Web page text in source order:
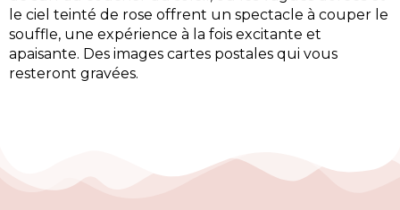
le ciel teinté de rose offrent un spectacle à couper le
souffle, une expérience à la fois excitante et
apaisante. Des images cartes postales qui vous
resteront gravées.